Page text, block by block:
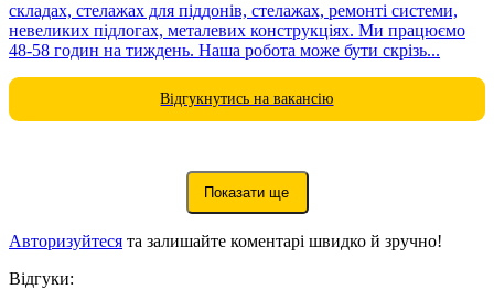
складах, стелажах для піддонів, стелажах, ремонті системи,
невеликих підлогах, металевих конструкціях. Ми працюємо
48-58 годин на тиждень. Наша робота може бути скрізь...
Відгукнутись на вакансію
Показати ще
Авторизуйтеся та залишайте коментарі швидко й зручно!
Відгуки: